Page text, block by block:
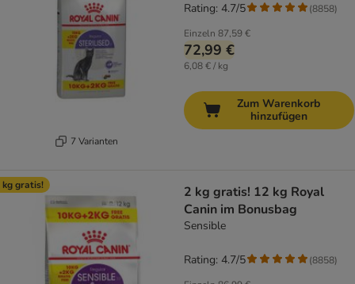
7 Varianten
Einzeln 87,59 €
72,99 €
6,08 € / kg
Rating: 4.7/5 (8858)
Zum Warenkorb
hinzufügen
kg gratis!
2 kg gratis! 12 kg Royal
Canin im Bonusbag
Sensible
Rating: 4.7/5 (8858)